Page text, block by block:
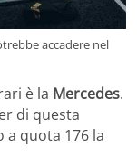
accadere nel
è la Mercedes.
di questa
a quota 176 la